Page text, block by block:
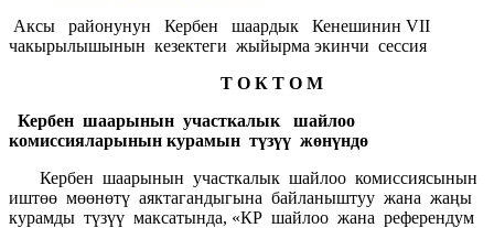
Аксы районунун Кербен шаардык Кенешинин VII
чакырылышынын кезектеги жыйырма экинчи сессия
Т О К Т О М
Кербен шаарынын участкалык шайлоо
комиссияларынын курамын түзүү жөнүндө
Кербен шаарынын участкалык шайлоо комиссиясынын
иштөө мөөнөтү аяктагандыгына байланыштуу жана жаңы
курамды түзүү максатында, «КР шайлоо жана референдум